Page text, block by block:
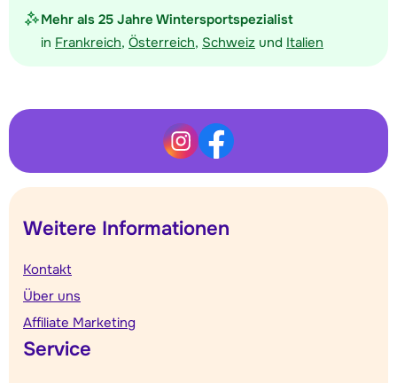
Mehr als 25 Jahre Wintersportspezialist
in Frankreich, Österreich, Schweiz und Italien
Weitere Informationen
Kontakt
Über uns
Affiliate Marketing
Service